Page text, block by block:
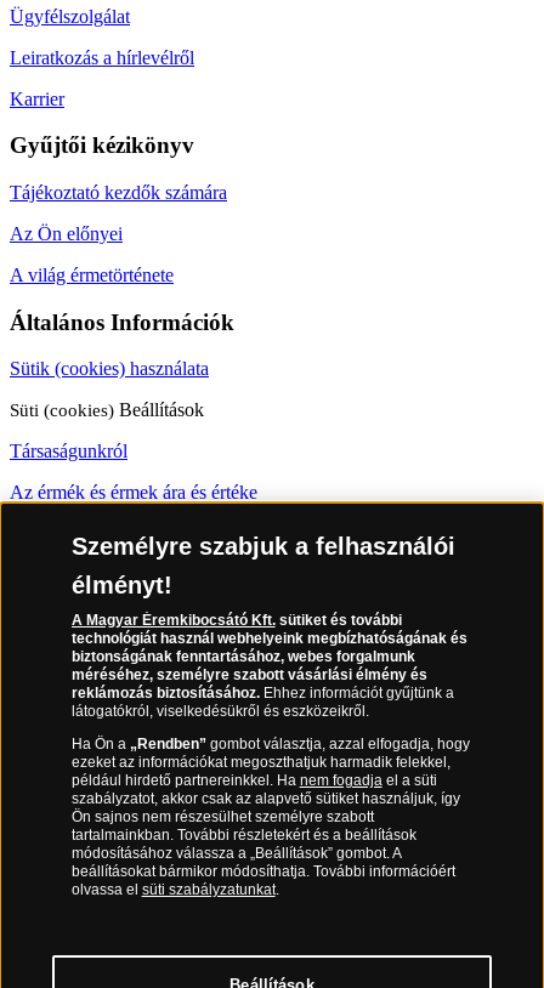
Ügyfélszolgálat
Leiratkozás a hírlevélről
Karrier
Gyűjtői kézikönyv
Tájékoztató kezdők számára
Az Ön előnyei
A világ érmetörténete
Általános Információk
Sütik (cookies) használata
Süti (cookies) Beállítások
Társaságunkról
Az érmék és érmek ára és értéke
Gyakran ismételt kérdések
Adatkezelés
06 80 888 889
(díjmentesen hívható hétfőtől csütörtökig 9.00 és 17.00 óra között,
péntekenként 9.00 és 15.00 óra között)
Magyar Éremkibocsátó Kft. 1134 Budapest, Váci út 33.
Cégjegyzékszám: 01-09-957944, Adószám: 23275395-2-41 A
Személyre szabjuk a felhasználói
élményt!
A Magyar Éremkibocsátó Kft.sütiket és további
technológiát használ webhelyeink megbízhatóságának és
biztonságának fenntartásához, webes forgalmunk
méréséhez, személyre szabott vásárlási élmény és
reklámozás biztosításához.Ehhez információt gyűjtünk a
látogatókról, viselkedésükről és eszközeikről.
Ha Ön a „Rendben”gombot választja, azzal elfogadja, hogy
ezeket az információkat megoszthatjuk harmadik felekkel,
például hirdető partnereinkkel. Ha nem fogadjael a süti
szabályzatot, akkor csak az alapvető sütiket használjuk, így
Ön sajnos nem részesülhet személyre szabott
tartalmainkban. További részletekért és a beállítások
módosításához válassza a „Beállítások” gombot. A
beállításokat bármikor módosíthatja. További információért
olvassa el süti szabályzatunkat.